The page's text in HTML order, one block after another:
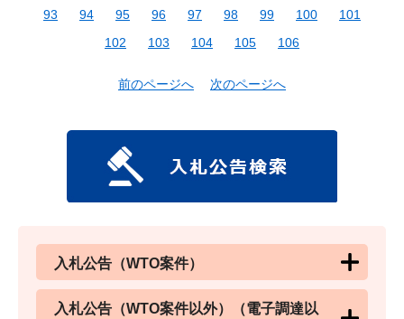
93
94 95 96 97 98 99 100
101
102
103 104 105 106
前のページへ 次のページへ
入札公告（WTO案件）
入札公告（WTO案件以外）（電子調達以